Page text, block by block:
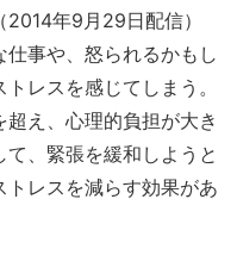
年9月29日配信）
事や、怒られるかもし
レスを感じてしまう。
え、心理的負担が大き
、緊張を緩和しようと
レスを減らす効果があ